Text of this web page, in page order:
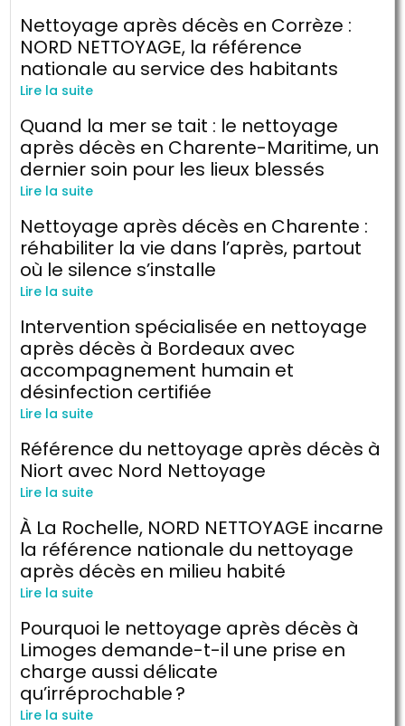
Nettoyage après décès en Corrèze :
NORD NETTOYAGE, la référence
nationale au service des habitants
Lire la suite
Quand la mer se tait : le nettoyage
après décès en Charente-Maritime, un
dernier soin pour les lieux blessés
Lire la suite
Nettoyage après décès en Charente :
réhabiliter la vie dans l’après, partout
où le silence s’installe
Lire la suite
Intervention spécialisée en nettoyage
après décès à Bordeaux avec
accompagnement humain et
désinfection certifiée
Lire la suite
Référence du nettoyage après décès à
Niort avec Nord Nettoyage
Lire la suite
À La Rochelle, NORD NETTOYAGE incarne
la référence nationale du nettoyage
après décès en milieu habité
Lire la suite
Pourquoi le nettoyage après décès à
Limoges demande-t-il une prise en
charge aussi délicate
qu’irréprochable ?
Lire la suite